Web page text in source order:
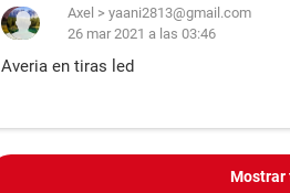
Axel > yaani2813@gmail.com
26 mar 2021 a las 03:46
Averia en tiras led
Mostrar